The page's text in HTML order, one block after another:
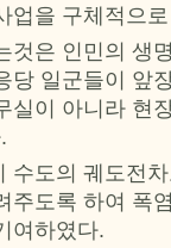
업을 구체적으
것은 인민의 생
당 일군들이 앞
실이 아니라 현
수도의 궤도전
주도록 하여 폭
여하였다.